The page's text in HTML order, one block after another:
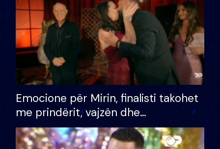
Emocione për Mirin, finalisti takohet
me prindërit, vajzën dhe
bashkëshorten: S’kemi ndonjë letër
divorci apo jo?